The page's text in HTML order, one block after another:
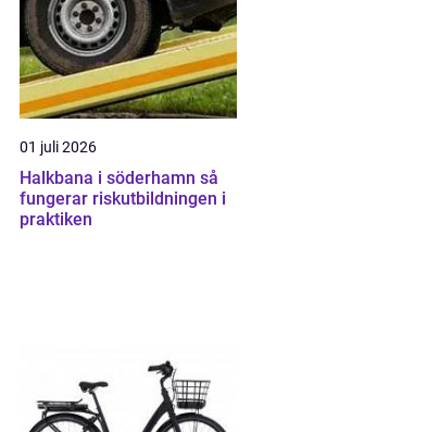
01 juli 2026
Halkbana i söderhamn så
fungerar riskutbildningen i
praktiken